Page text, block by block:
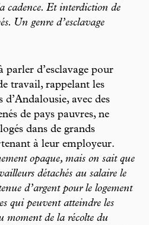
cadence. Et interdiction de
Un genre d’esclavage
parler d’esclavage pour
travail, rappelant les
avec des
de pays pauvres, ne
dans de grands
à leur employeur.
opaque, mais on sait que
détachés au salaire le
d’argent pour le logement
qui peuvent atteindre les
moment de la récolte du